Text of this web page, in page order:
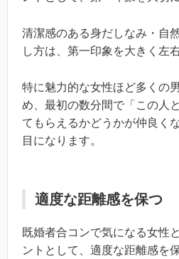
清潔感のある身だしなみ・自
し方は、第一印象を大きく左
特に魅力的な女性ほど多くの
め、最初の数分間で「この人
てもらえるかどうかが仲良く
目になります。
適度な距離感を保つ
既婚者合コンで気になる女性
ントとして、適度な距離感を